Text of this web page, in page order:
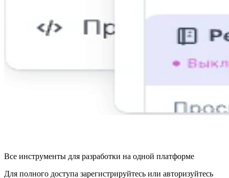
Все инструменты для разработки на одной платформе
Для полного доступа зарегистрируйтесь или авторизуйтесь